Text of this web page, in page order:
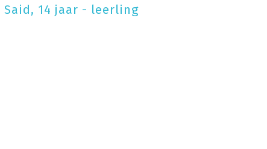
Said, 14 jaar - leerling